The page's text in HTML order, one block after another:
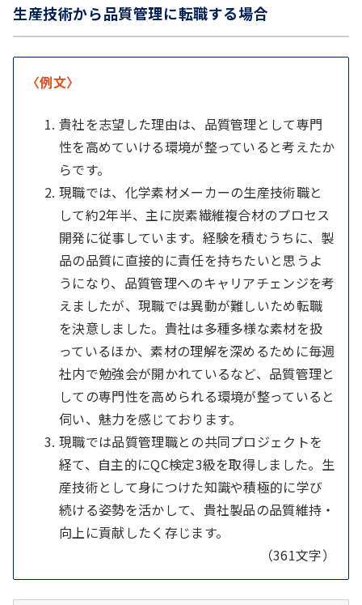
生産技術から品質管理に転職する場合
〈例文〉
貴社を志望した理由は、品質管理として専門
性を高めていける環境が整っていると考えたか
らです。
現職では、化学素材メーカーの生産技術職と
して約2年半、主に炭素繊維複合材のプロセス
開発に従事しています。経験を積むうちに、製
品の品質に直接的に責任を持ちたいと思うよ
うになり、品質管理へのキャリアチェンジを考
えましたが、現職では異動が難しいため転職
を決意しました。貴社は多種多様な素材を扱
っているほか、素材の理解を深めるために毎週
社内で勉強会が開かれているなど、品質管理と
しての専門性を高められる環境が整っていると
伺い、魅力を感じております。
現職では品質管理職との共同プロジェクトを
経て、自主的にQC検定3級を取得しました。生
産技術として身につけた知識や積極的に学び
続ける姿勢を活かして、貴社製品の品質維持・
向上に貢献したく存じます。
（361文字）